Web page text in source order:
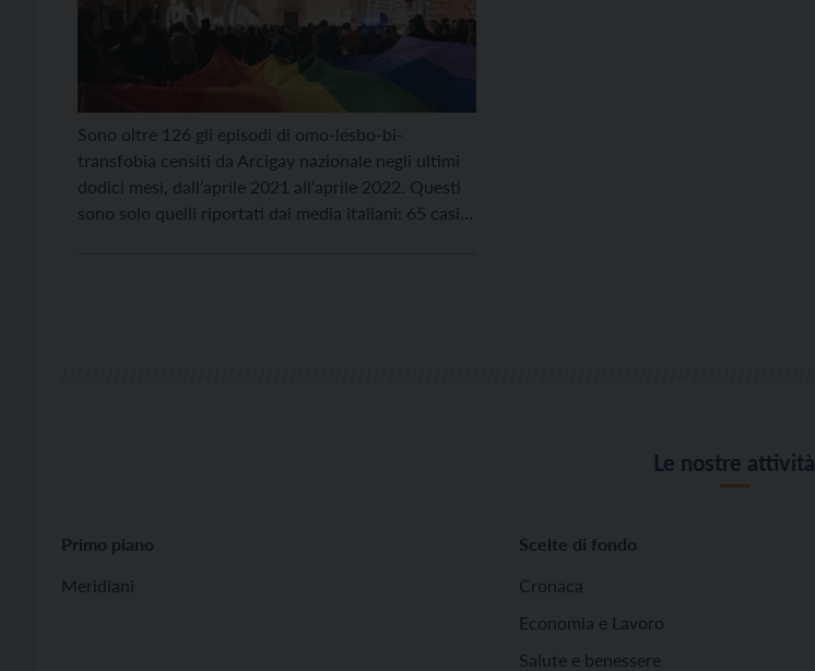
Sono oltre 126 gli episodi di omo-lesbo-bi-
transfobia censiti da Arcigay nazionale negli ultimi
dodici mesi, dall’aprile 2021 all’aprile 2022. Questi
sono solo quelli riportati dai media italiani: 65 casi a
Le nostre attività
Primo piano
Meridiani
Scelte di fondo
Cronaca
Economia e Lavoro
Salute e benessere